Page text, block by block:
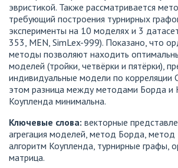
эвристикой. Также рассматривается
требующий построения турнирных
эксперименты на 10 моделях и 3
353, MEN, SimLex-999). Показано, что
методы позволяют находить
моделей (тройки, четвёрки и пятёрки),
индивидуальные модели по корреляции
этом разница между методами Борда и
Коупленда минимальна.
Ключевые слова: векторные
агрегация моделей, метод Борда, метод
алгоритм Коупленда, турнирные графы,
матрица.